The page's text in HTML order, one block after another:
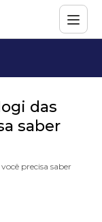
CRUZES: O QUE VOCÊ
das
saber